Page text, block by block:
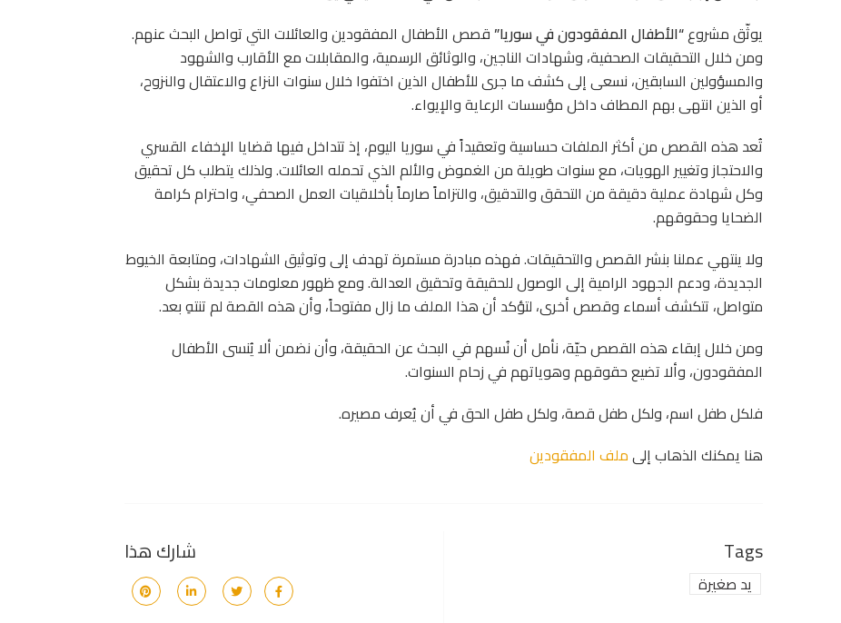
يوثّق مشروع“الأطفال المفقودون في سوريا”قصص الأطفال المفقودين والعائلات التي تواصل البحث عنهم.
ومن خلال التحقيقات الصحفية، وشهادات الناجين، والوثائق الرسمية، والمقابلات مع الأقارب والشهود
والمسؤولين السابقين، نسعى إلى كشف ما جرى للأطفال الذين اختفوا خلال سنوات النزاع والاعتقال والنزوح،
أو الذين انتهى بهم المطاف داخل مؤسسات الرعاية والإيواء.
تُعد هذه القصص من أكثر الملفات حساسية وتعقيداً في سوريا اليوم، إذ تتداخل فيها قضايا الإخفاء القسري
والاحتجاز وتغيير الهويات، مع سنوات طويلة من الغموض والألم الذي تحمله العائلات. ولذلك يتطلب كل تحقيق
وكل شهادة عملية دقيقة من التحقق والتدقيق، والتزاماً صارماً بأخلاقيات العمل الصحفي، واحترام كرامة
الضحايا وحقوقهم.
ولا ينتهي عملنا بنشر القصص والتحقيقات. فهذه مبادرة مستمرة تهدف إلى وتوثيق الشهادات، ومتابعة الخيوط
الجديدة، ودعم الجهود الرامية إلى الوصول للحقيقة وتحقيق العدالة. ومع ظهور معلومات جديدة بشكل
متواصل، تتكشف أسماء وقصص أخرى، لتؤكد أن هذا الملف ما زال مفتوحاً، وأن هذه القصة لم تنتهِ بعد.
ومن خلال إبقاء هذه القصص حيّة، نأمل أن نُسهم في البحث عن الحقيقة، وأن نضمن ألا يُنسى الأطفال
المفقودون، وألا تضيع حقوقهم وهوياتهم في زحام السنوات.
فلكل طفل اسم، ولكل طفل قصة، ولكل طفل الحق في أن يُعرف مصيره.
هنا يمكنك الذهاب إلىملف المفقودين
شارك هذا Tags
يد صغيرة